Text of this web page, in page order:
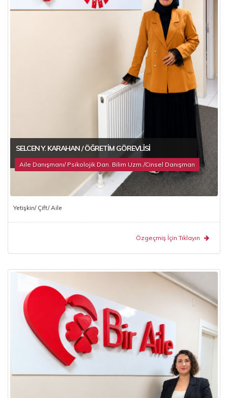
SELCEN Y. KARAHAN / ÖĞRETIM GÖREVLISI
Aile Danışmanı/ Psikolojik Dan. Bilim Uzm./Cinsel Danışman
Yetişkin/ Çift/ Aile
Özgeçmiş İçin Tıklayın